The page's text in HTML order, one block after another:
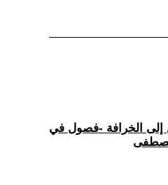
إلى الخرافة -فصول في
مصطفى